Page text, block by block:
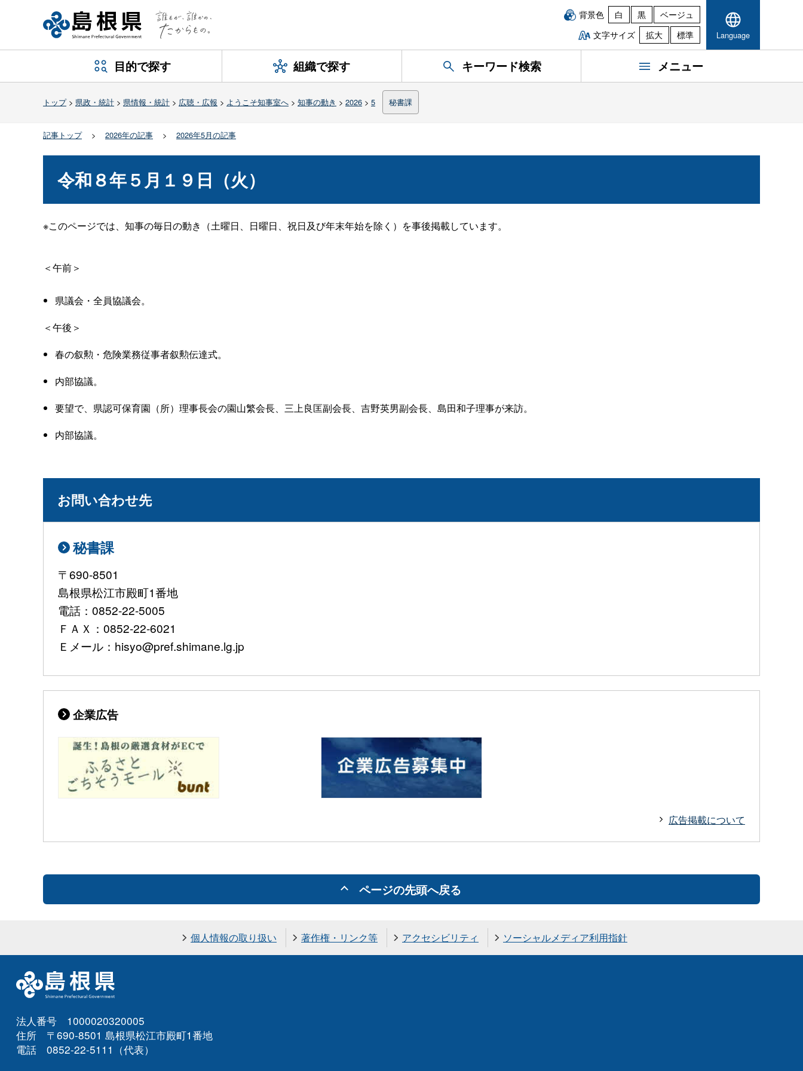
背景色 白 黒
ベージュ
文字サイズ
拡大 標準 Language
目的で探す 組織で探す キーワード検索 メニュー
トップ> 県政・統計 > 県情報・統計 > 広聴・広報 > ようこそ知事室へ > 知事の動き > 2026 > 5 秘書課
記事トップ > 2026年の記事 > 2026年5月の記事
令和８年５月１９日（火）
※このページでは、知事の毎日の動き（土曜日、日曜日、祝日及び年末年始を除く）を事後掲載しています。
＜午前＞
県議会・全員協議会。
＜午後＞
春の叙勲・危険業務従事者叙勲伝達式。
内部協議。
要望で、県認可保育園（所）理事長会の園山繁会長、三上良匡副会長、吉野英男副会長、島田和子理事が来訪。
内部協議。
お問い合わせ先
秘書課
〒690-8501
島根県松江市殿町1番地
電話：0852-22-5005
ＦＡＸ：0852-22-6021
Ｅメール：hisyo@pref.shimane.lg.jp
企業広告
広告掲載について
ページの先頭へ戻る
個人情報の取り扱い 著作権・リンク等 アクセシビリティ ソーシャルメディア利用指針
法人番号 1000020320005
住所 〒690-8501 島根県松江市殿町1番地
電話 0852-22-5111（代表）